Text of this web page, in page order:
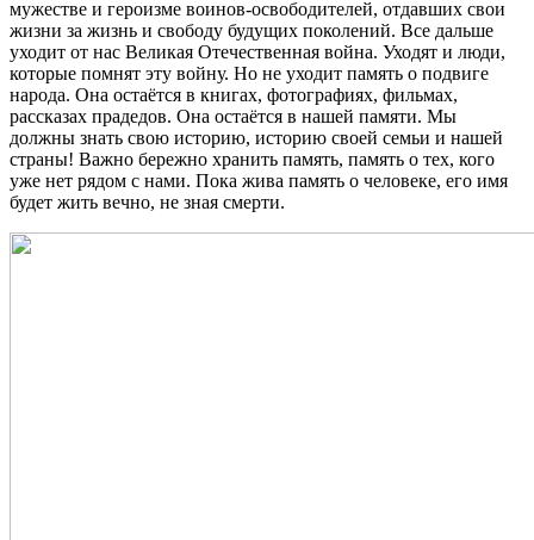
мужестве и героизме воинов-освободителей, отдавших свои
жизни за жизнь и свободу будущих поколений. Все дальше
уходит от нас Великая Отечественная война. Уходят и люди,
которые помнят эту войну. Но не уходит память о подвиге
народа. Она остаётся в книгах, фотографиях, фильмах,
рассказах прадедов. Она остаётся в нашей памяти. Мы
должны знать свою историю, историю своей семьи и нашей
страны! Важно бережно хранить память, память о тех, кого
уже нет рядом с нами. Пока жива память о человеке, его имя
будет жить вечно, не зная смерти.